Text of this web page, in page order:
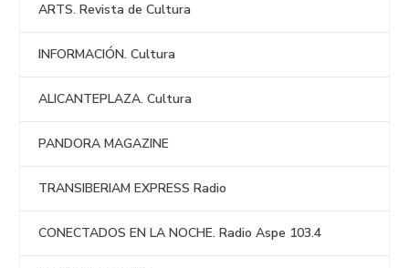
ARTS. Revista de Cultura
INFORMACIÓN. Cultura
ALICANTEPLAZA. Cultura
PANDORA MAGAZINE
TRANSIBERIAM EXPRESS Radio
CONECTADOS EN LA NOCHE. Radio Aspe 103.4